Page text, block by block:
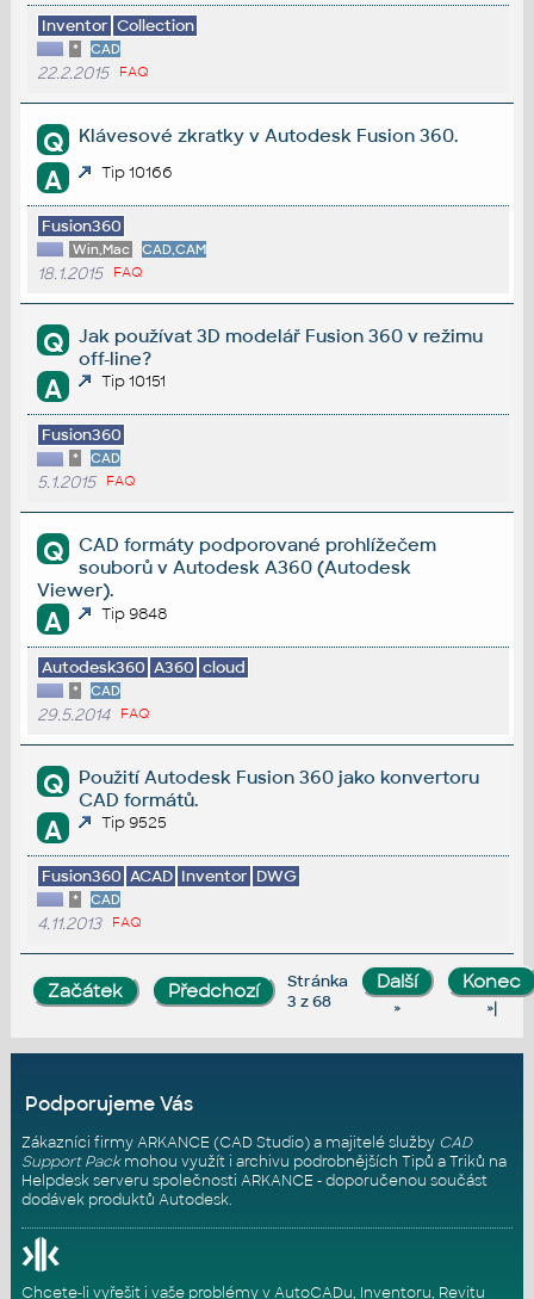
Inventor Collection
* CAD
22.2.2015 FAQ
Q Klávesové zkratky v Autodesk Fusion 360.
A Tip 10166
Fusion360
Win,Mac CAD,CAM
18.1.2015 FAQ
Q
Jak používat 3D modelář Fusion 360 v režimu
off-line?
A Tip 10151
Fusion360
* CAD
5.1.2015 FAQ
Q
CAD formáty podporované prohlížečem
souborů v Autodesk A360 (Autodesk
Viewer).
A Tip 9848
Autodesk360 A360 cloud
* CAD
29.5.2014 FAQ
Q
Použití Autodesk Fusion 360 jako konvertoru
CAD formátů.
A Tip 9525
Fusion360 ACAD Inventor DWG
* CAD
4.11.2013 FAQ
Stránka
3 z 68
» »|
Podporujeme Vás
Zákazníci firmy ARKANCE (CAD Studio) a majitelé služby CAD
Support Packmohou využít i archivu podrobnějších Tipů a Triků na
Helpdesk serveru společnosti ARKANCE - doporučenou součást
dodávek produktů Autodesk.
Chcete-li vyřešit i vaše problémy v AutoCADu, Inventoru, Revitu